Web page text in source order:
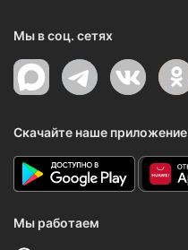
Мы в соц. сетях
Скачайте наше приложение
Мы работаем